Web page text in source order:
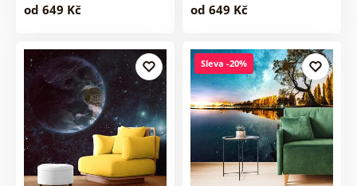
od 649 Kč od 649 Kč
Sleva -20%